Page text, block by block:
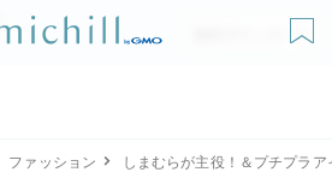
無料ダウンロード
ファッション しまむらが主役！＆プチプラ